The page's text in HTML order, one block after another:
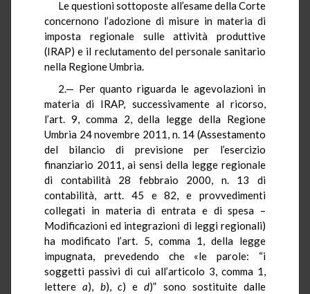
Le questioni sottoposte all’esame della Corte
concernono l’adozione di misure in materia di
imposta regionale sulle attività produttive
(IRAP) e il reclutamento del personale sanitario
nella Regione Umbria.
2.— Per quanto riguarda le agevolazioni in
materia di IRAP, successivamente al ricorso,
l’art. 9, comma 2, della legge della Regione
Umbria 24 novembre 2011, n. 14 (Assestamento
del bilancio di previsione per l’esercizio
finanziario 2011, ai sensi della legge regionale
di contabilità 28 febbraio 2000, n. 13 di
contabilità, artt. 45 e 82, e provvedimenti
collegati in materia di entrata e di spesa –
Modificazioni ed integrazioni di leggi regionali)
ha modificato l’art. 5, comma 1, della legge
impugnata, prevedendo che «le parole: “i
soggetti passivi di cui all’articolo 3, comma 1,
letterea), b), c) ed)” sono sostituite dalle